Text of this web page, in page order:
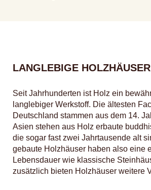
LANGLEBIGE HOLZHÄUSER
Seit Jahrhunderten ist Holz ein
langlebiger Werkstoff. Die ältesten
Deutschland stammen aus dem 14.
Asien stehen aus Holz erbaute
die sogar fast zwei Jahrtausende alt
gebaute Holzhäuser haben also eine
Lebensdauer wie klassische
zusätzlich bieten Holzhäuser weitere